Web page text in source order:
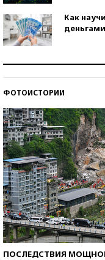
Как
ФОТОИСТОРИИ
ПОСЛЕДСТВИЯ